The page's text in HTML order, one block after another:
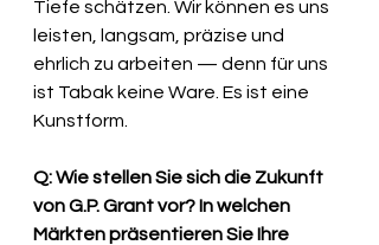
Tiefe schätzen. Wir können es uns
leisten, langsam, präzise und
ehrlich zu arbeiten — denn für uns
ist Tabak keine Ware. Es ist eine
Kunstform.
Q: Wie stellen Sie sich die Zukunft
von G.P. Grant vor? In welchen
Märkten präsentieren Sie Ihre